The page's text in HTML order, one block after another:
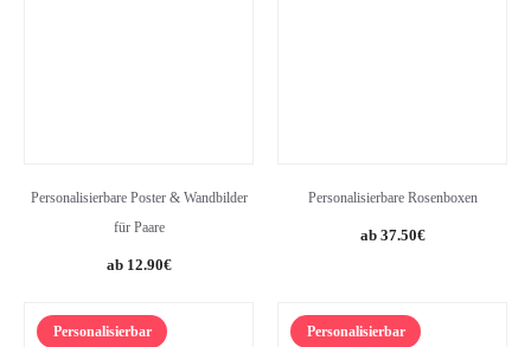
Personalisierbare Poster & Wandbilder
für Paare
12.90€
Personalisierbare Rosenboxen
37.50€
Personalisierbar Personalisierbar